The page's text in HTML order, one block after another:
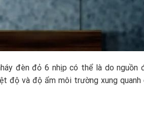
đèn đỏ 6 nhịp có thể là do nguồn
độ và độ ẩm môi trường xung quanh